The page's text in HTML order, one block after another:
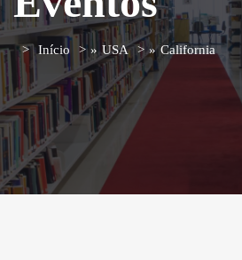
Início » USA » California